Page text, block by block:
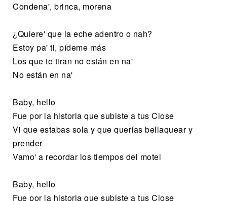
Condena', brinca, morena
¿Quiere' que la eche adentro o nah?
Estoy pa' ti, pídeme más
Los que te tiran no están en na'
No están en na'
Baby, hello
Fue por la historia que subiste a tus Close
Vi que estabas sola y que querías bellaquear y
prender
Vamo' a recordar los tiempos del motel
Baby, hello
Fue por la historia que subiste a tus Close